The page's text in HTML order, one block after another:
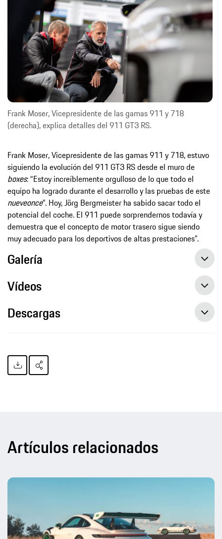
Frank Moser, Vicepresidente de las gamas 911 y 718
(derecha), explica detalles del 911 GT3 RS.
Frank Moser, Vicepresidente de las gamas 911 y 718, estuvo
siguiendo la evolución del 911 GT3 RS desde el muro de
boxes: “Estoy increíblemente orgulloso de lo que todo el
equipo ha logrado durante el desarrollo y las pruebas de este
nueveonce”. Hoy, Jörg Bergmeister ha sabido sacar todo el
potencial del coche. El 911 puede sorprendernos todavía y
demuestra que el concepto de motor trasero sigue siendo
muy adecuado para los deportivos de altas prestaciones”.
Galería
Vídeos
Descargas
Artículos relacionados